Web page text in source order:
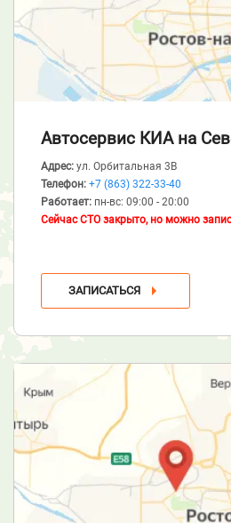
Автосервис КИА на
Адрес: ул. Орбитальная 3В
Телефон: +7 (863) 322-33-40
Работает: пн-вс: 09:00 - 20:00
Сейчас СТО закрыто, но можно
ЗАПИСАТЬСЯ